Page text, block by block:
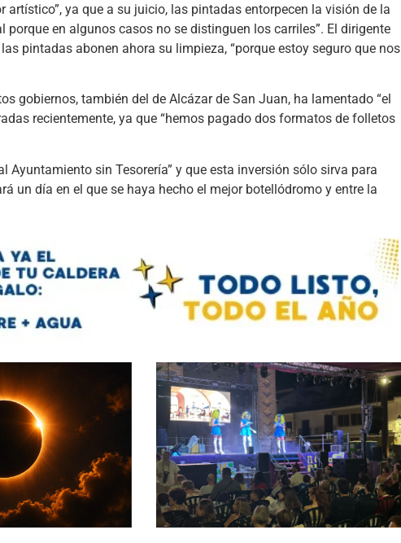
ya que a su juicio, las pintadas entorpecen la visión de la
en algunos casos no se distinguen los carriles”. El dirigente
pintadas abonen ahora su limpieza, “porque estoy seguro que nos
gobiernos, también del de Alcázar de San Juan, ha lamentado “el
recientemente, ya que “hemos pagado dos formatos de folletos
sin Tesorería” y que esta inversión sólo sirva para
un día en el que se haya hecho el mejor botellódromo y entre la